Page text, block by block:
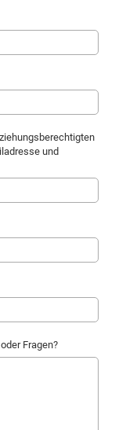
und
Fragen?